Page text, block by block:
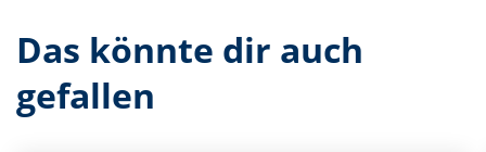
Das könnte dir auch
gefallen